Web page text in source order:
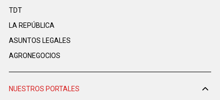
TDT
LA REPÚBLICA
ASUNTOS LEGALES
AGRONEGOCIOS
NUESTROS PORTALES